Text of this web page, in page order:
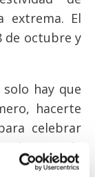
extrema. El
de octubre y
hay que
hacerte
celebrar
de
Twitter o